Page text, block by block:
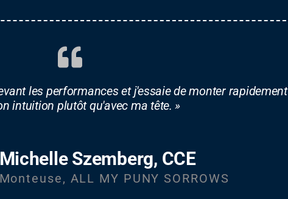
les performances et j'essaie de monter rapidement
intuition plutôt qu'avec ma tête. »
Michelle Szemberg, CCE
Monteuse, ALL MY PUNY SORROWS